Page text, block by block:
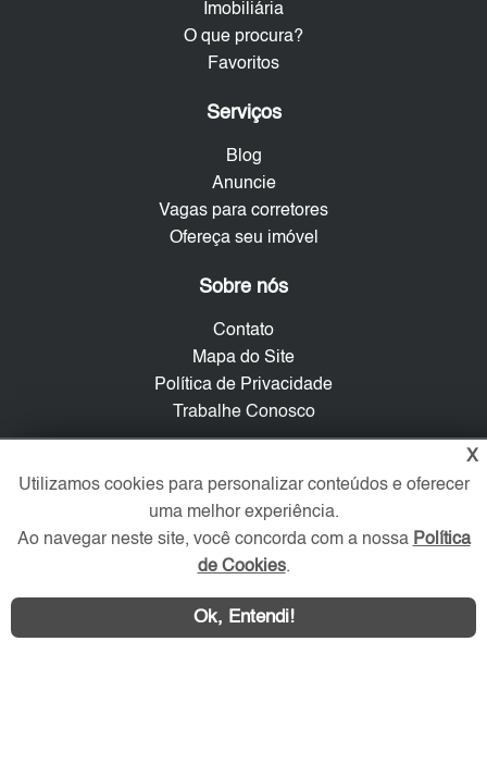
Imobiliária
O que procura?
Favoritos
Serviços
Blog
Anuncie
Vagas para corretores
Ofereça seu imóvel
Sobre nós
Contato
Mapa do Site
Política de Privacidade
Trabalhe Conosco
Redes Sociais
X
Utilizamos cookies para personalizar conteúdos e oferecer
uma melhor experiência.
Ao navegar neste site, você concorda com a nossa Política
de Cookies.
Ok, Entendi!